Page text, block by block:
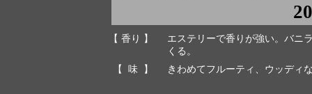
【 香り 】
エステリーで香りが強い。バニ
くる。
【 味 】
きわめてフルーティ、ウッディ